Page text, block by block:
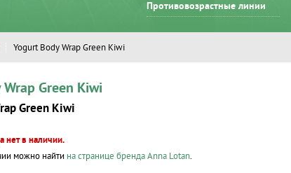
Противовозрастные линии
Yogurt Body Wrap Green Kiwi
Green Kiwi
Green Kiwi
нет в наличии.
можно найти на странице бренда Anna Lotan.